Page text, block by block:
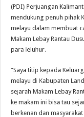
(PDI) Perjuangan
mendukung penuh pihak
melayu dalam membuat
Makam Lebay Rantau
para leluhur.
“Saya titip kepada
melayu di Kabupaten
sejarah Makam Lebay
ke makam ini bisa tau
berkenan dan